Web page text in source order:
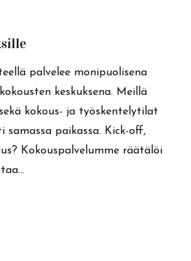
palvelee monipuolisena
keskuksena. Meillä
kokous- ja työskentelytilat
paikassa. Kick-off,
Kokouspalvelumme räätälöi